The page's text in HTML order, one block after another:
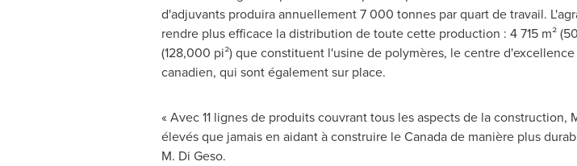
d'adjuvants produira annuellement 7 000 tonnes par quart de travail.
rendre plus efficace la distribution de toute cette production : 4 715 m²
(128,000 pi²) que constituent l'usine de polymères, le centre
canadien, qui sont également sur place.
« Avec 11 lignes de produits couvrant tous les aspects de la
élevés que jamais en aidant à construire leCanadade manière plus
M. Di Geso.